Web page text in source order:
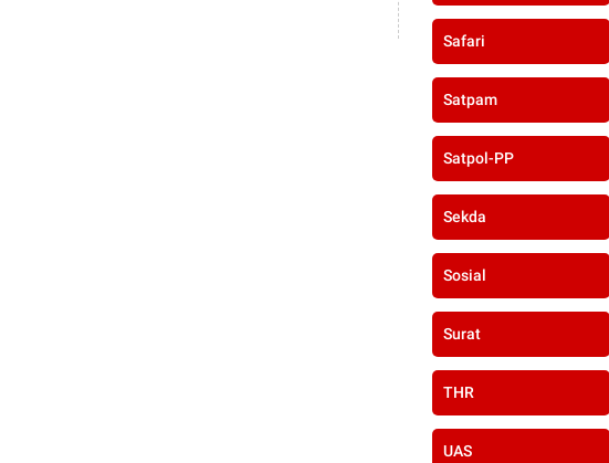
Safari
Satpam
Satpol-PP
Sekda
Sosial
Surat
THR
UAS